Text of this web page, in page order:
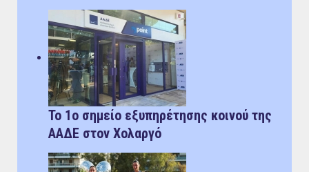
Το 1ο σημείο εξυπηρέτησης κοινού της
ΑΑΔΕ στον Χολαργό